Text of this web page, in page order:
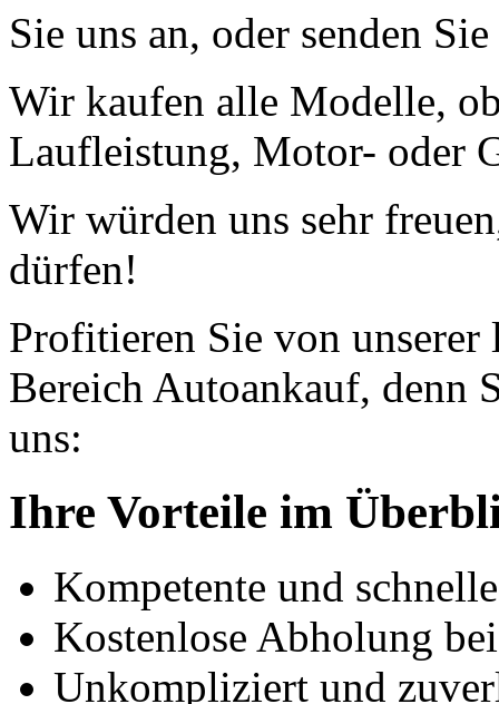
Sie uns an, oder senden
Wir kaufen alle Modelle,
Laufleistung, Motor- oder
Wir würden uns sehr
dürfen!
Profitieren Sie von
Bereich Autoankauf, denn
uns:
Ihre Vorteile im
Kompetente und
Kostenlose Abholung
Unkompliziert und